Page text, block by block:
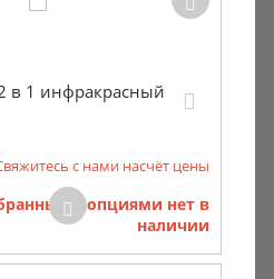
в 1 инфракрасный
с нами насчёт цены
опциями нет в
наличии